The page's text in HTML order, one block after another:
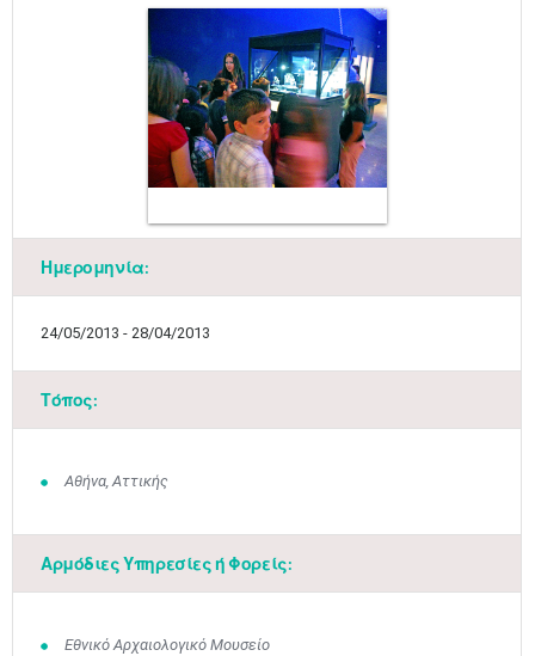
Ημερομηνία:
24/05/2013 - 28/04/2013
Τόπος:
Αθήνα, Αττικής
Αρμόδιες Υπηρεσίες ή Φορείς:
Εθνικό Αρχαιολογικό Μουσείο